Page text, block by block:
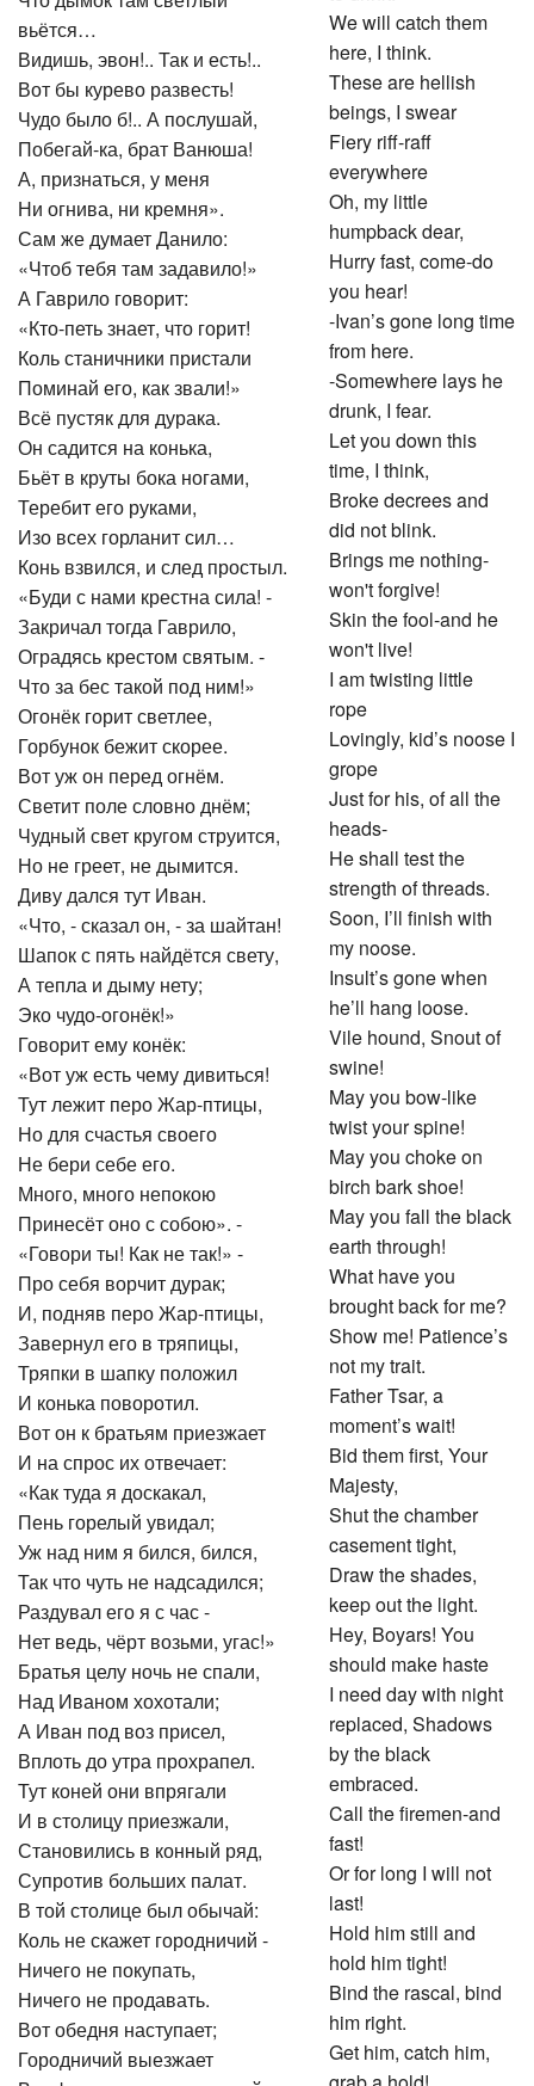
вьётся…
Видишь, эвон!.. Так и есть!..
Вот бы курево развесть!
Чудо было б!.. А послушай,
Побегай-ка, брат Ванюша!
А, признаться, у меня
Ни огнива, ни кремня».
Сам же думает Данило:
«Чтоб тебя там задавило!»
А Гаврило говорит:
«Кто-петь знает, что горит!
Коль станичники пристали
Поминай его, как звали!»
Всё пустяк для дурака.
Он садится на конька,
Бьёт в круты бока ногами,
Теребит его руками,
Изо всех горланит сил…
Конь взвился, и след простыл.
«Буди с нами крестна сила! -
Закричал тогда Гаврило,
Оградясь крестом святым. -
Что за бес такой под ним!»
Огонёк горит светлее,
Горбунок бежит скорее.
Вот уж он перед огнём.
Светит поле словно днём;
Чудный свет кругом струится,
Но не греет, не дымится.
Диву дался тут Иван.
«Что, - сказал он, - за шайтан!
Шапок с пять найдётся свету,
А тепла и дыму нету;
Эко чудо-огонёк!»
Говорит ему конёк:
«Вот уж есть чему дивиться!
Тут лежит перо Жар-птицы,
Но для счастья своего
Не бери себе его.
Много, много непокою
Принесёт оно с собою». -
«Говори ты! Как не так!» -
Про себя ворчит дурак;
И, подняв перо Жар-птицы,
Завернул его в тряпицы,
Тряпки в шапку положил
И конька поворотил.
Вот он к братьям приезжает
И на спрос их отвечает:
«Как туда я доскакал,
Пень горелый увидал;
Уж над ним я бился, бился,
Так что чуть не надсадился;
Раздувал его я с час -
Нет ведь, чёрт возьми, угас!»
Братья целу ночь не спали,
Над Иваном хохотали;
А Иван под воз присел,
Вплоть до утра прохрапел.
Тут коней они впрягали
И в столицу приезжали,
Становились в конный ряд,
Супротив больших палат.
В той столице был обычай:
Коль не скажет городничий -
Ничего не покупать,
Ничего не продавать.
Вот обедня наступает;
Городничий выезжает
We will catch them
here, I think.
These are hellish
beings, I swear
Fiery riff-raff
everywhere
Oh, my little
humpback dear,
Hurry fast, come-do
you hear!
-Ivan’s gone long time
from here.
-Somewhere lays he
drunk, I fear.
Let you down this
time, I think,
Broke decrees and
did not blink.
Brings me nothing-
won't forgive!
Skin the fool-and he
won't live!
I am twisting little
rope
Lovingly, kid’s noose I
grope
Just for his, of all the
heads-
He shall test the
strength of threads.
Soon, I’ll finish with
my noose.
Insult’s gone when
he’ll hang loose.
Vile hound, Snout of
swine!
May you bow-like
twist your spine!
May you choke on
birch bark shoe!
May you fall the black
earth through!
What have you
brought back for me?
Show me! Patience’s
not my trait.
Father Tsar, a
moment’s wait!
Bid them first, Your
Majesty,
Shut the chamber
casement tight,
Draw the shades,
keep out the light.
Hey, Boyars! You
should make haste
I need day with night
replaced, Shadows
by the black
embraced.
Call the firemen-and
fast!
Or for long I will not
last!
Hold him still and
hold him tight!
Bind the rascal, bind
him right.
Get him, catch him,